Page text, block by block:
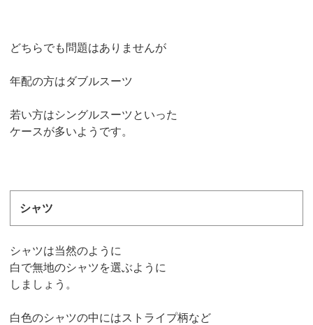
どちらでも問題はありませんが
年配の方はダブルスーツ
若い方はシングルスーツといった
ケースが多いようです。
シャツ
シャツは当然のように
白で無地のシャツを選ぶように
しましょう。
白色のシャツの中にはストライプ柄など